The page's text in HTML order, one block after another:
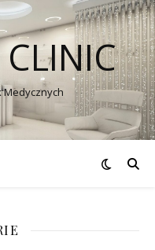
CLINIC
Medycznych